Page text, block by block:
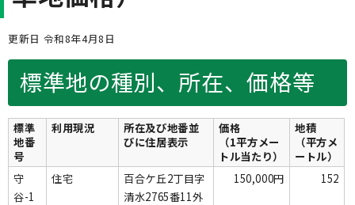
更新日 令和8年4月8日
標準地の種別、所在、価格等
標準
地番
号
利用現況
所在及び地番並
びに住居表示
価格
（1平方メー
トル当たり）
地積
（平方メ
ートル）
守
谷-1
住宅
百合ケ丘2丁目字
清水2765番11外
150,000円 152